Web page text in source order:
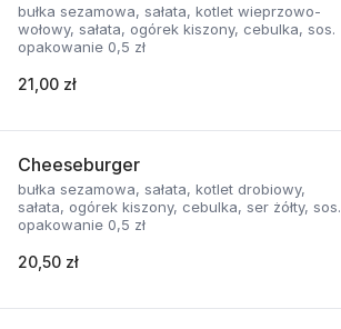
bułka sezamowa, sałata, kotlet wieprzowo-
wołowy, sałata, ogórek kiszony, cebulka, sos.
opakowanie 0,5 zł
21,00 zł
Cheeseburger
bułka sezamowa, sałata, kotlet drobiowy,
sałata, ogórek kiszony, cebulka, ser żółty, sos.
opakowanie 0,5 zł
20,50 zł